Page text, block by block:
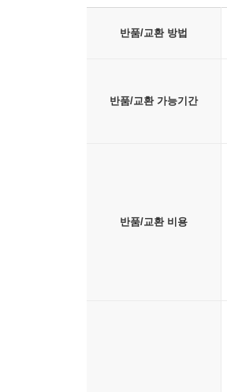
반품/교환 방법
반품/교환 가능기간
반품/교환 비용